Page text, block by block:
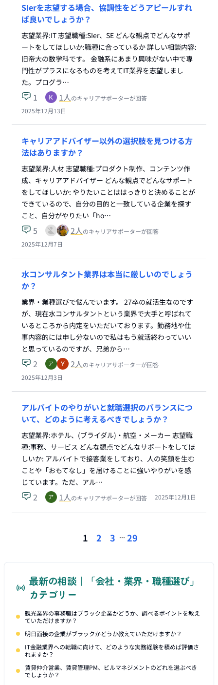
SIerを志望する場合、協調性をどうアピールすれ
ば良いでしょうか？
志望業界:IT 志望職種:SIer、SE どんな観点でどんなサポ
ートをしてほしいか:職種に合っているか 詳しい相談内容:
旧帝大の数学科です。 金融系にあまり興味がない中で専
門性がプラスになるものを考えてIT業界を志望しまし
た。プログラ…
1 1人のキャリアサポーターが回答
2025年12月13日
キャリアアドバイザー以外の選択肢を見つける方
法はありますか？
志望業界:人材 志望職種:プロダクト制作、コンテンツ作
成、キャリアアドバイザー どんな観点でどんなサポート
をしてほしいか: やりたいことははっきりと決めることが
できているので、自分の目的と一致している企業を探す
こと、自分がやりたい「ho…
5 2人のキャリアサポーターが回答
2025年12月7日
水コンサルタント業界は本当に厳しいのでしょう
か？
業界・業種選びで悩んでいます。 27卒の就活生なのです
が、現在水コンサルタントという業界で大手と呼ばれて
いるところから内定をいただいております。勤務地や仕
事内容的には申し分ないので私はもう就活終わっていい
と思っているのですが、兄弟から…
2 2人のキャリアサポーターが回答
2025年12月3日
アルバイトのやりがいと就職選択のバランスにつ
いて、どのように考えるべきでしょうか？
志望業界:ホテル、(ブライダル)・航空・メーカー 志望職
種:事務、サービス どんな観点でどんなサポートをしてほ
しいか: アルバイトで接客業をしており、人の笑顔を生む
ことや「おもてなし」を届けることに強いやりがいを感
じています。ただ、アル…
2 1人のキャリアサポーターが回答 2025年12月1日
1 2 3 ... 29
最新の相談｜「会社・業界・職種選び」
カテゴリー
観光業界の事務職はブラック企業かどうか、調べるポイントを教え
ていただけますか？
明日面接の企業がブラックかどうか教えていただけますか？
IT金融業界への転職に向けて、どのような実務経験を積めば評価さ
れますか？
賃貸仲介営業、賃貸管理PM、ビルマネジメントのどれを選ぶべき
でしょうか？